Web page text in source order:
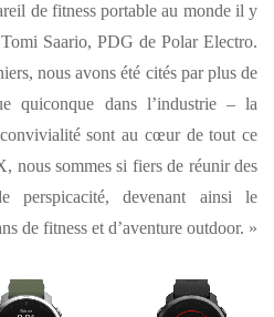
de fitness portable au monde il y
Saario, PDG de Polar Electro.
nous avons été cités par plus de
quiconque dans l’industrie – la
sont au cœur de tout ce
nous sommes si fiers de réunir des
perspicacité, devenant ainsi le
de fitness et d’aventure outdoor. »
Polar- Polar-